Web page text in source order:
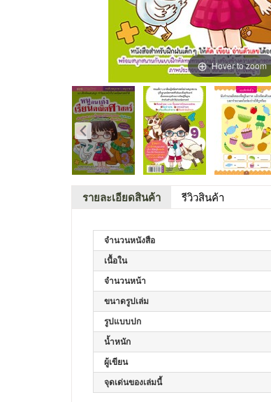
Hover to zoom
รายละเอียดสินค้า รีวิวสินค้า
จำนวนหนังสือ
เนื้อใน
จำนวนหน้า
ขนาดรูปเล่ม
รูปแบบปก
น้ำหนัก
ผู้เขียน
จุดเด่นของเล่มนี้